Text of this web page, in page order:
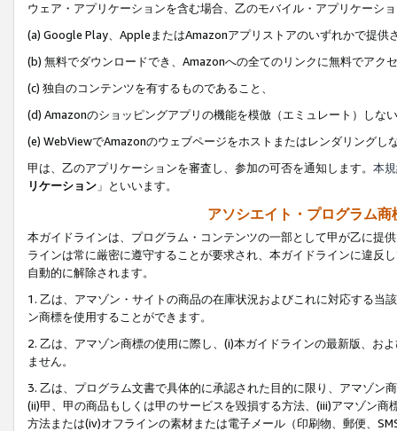
ウェア・アプリケーションを含む場合、乙のモバイル・アプリケーシ
(a) Google Play、AppleまたはAmazonアプリストアのいずれかで提供
(b) 無料でダウンロードでき、Amazonへの全てのリンクに無料でアク
(c) 独自のコンテンツを有するものであること、
(d) Amazonのショッピングアプリの機能を模倣（エミュレート）しな
(e) WebViewでAmazonのウェブページをホストまたはレンダリングし
甲は、乙のアプリケーションを審査し、参加の可否を通知します。 本
リケーション 」といいます。
アソシエイト・プログラム
本ガイドラインは、プログラム・コンテンツの一部として甲が乙に提
ラインは常に厳密に遵守することが要求され、本ガイドラインに違反
自動的に解除されます。
1. 乙は、アマゾン・サイトの商品の在庫状況およびこれに対応する
ン商標を使用することができます。
2. 乙は、アマゾン商標の使用に際し、(i)本ガイドラインの最新版、お
ません。
3. 乙は、プログラム文書で具体的に承認された目的に限り、アマゾン
(ii)甲、甲の商品もしくは甲のサービスを毀損する方法、(iii)アマゾン
方法または(iv)オフラインの素材または電子メール（印刷物、郵便、